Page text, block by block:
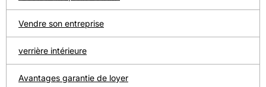
Vendre son entreprise
verrière intérieure
Avantages garantie de loyer